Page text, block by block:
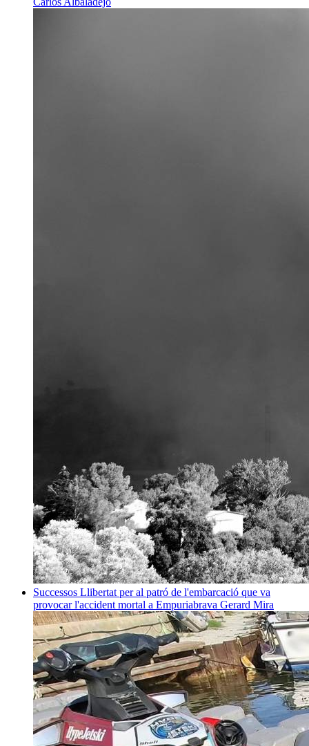
Successos Llibertat per al patró de l'embarcació que va
provocar l'accident mortal a Empuriabrava Gerard Mira